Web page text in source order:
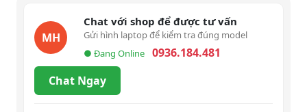
MH
Chat với shop để được tư vấn
Gửi hình laptop để kiểm tra đúng model
● Đang Online
0936.184.481
Chat Ngay